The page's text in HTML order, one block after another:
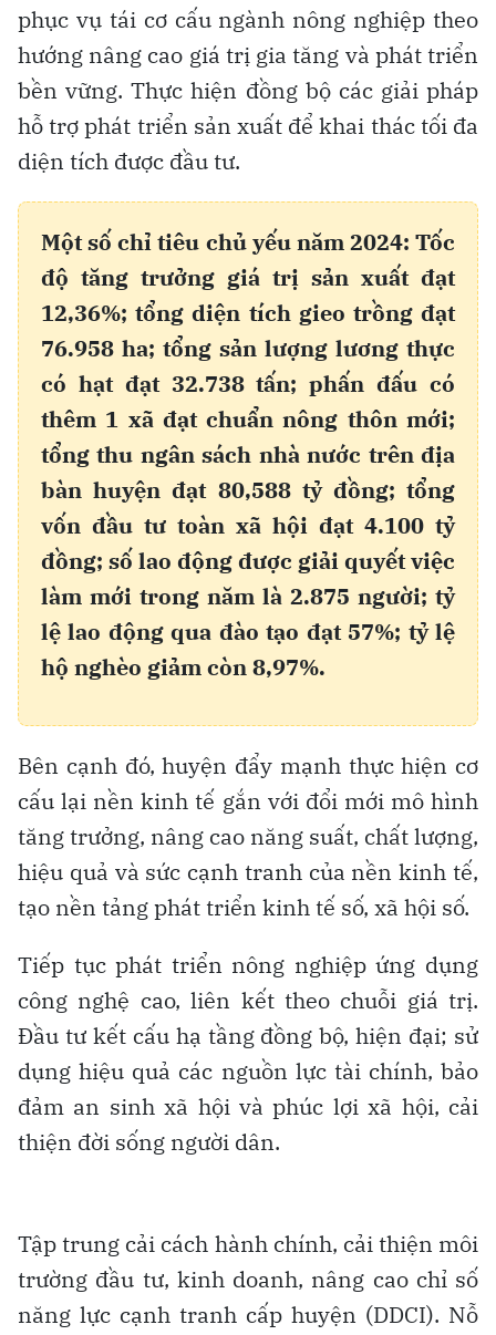
phục vụ tái cơ cấu ngành nông nghiệp theo
hướng nâng cao giá trị gia tăng và phát triển
bền vững. Thực hiện đồng bộ các giải pháp
hỗ trợ phát triển sản xuất để khai thác tối đa
diện tích được đầu tư.
Một số chỉ tiêu chủ yếu năm 2024: Tốc
độ tăng trưởng giá trị sản xuất đạt
12,36%; tổng diện tích gieo trồng đạt
76.958 ha; tổng sản lượng lương thực
có hạt đạt 32.738 tấn; phấn đấu có
thêm 1 xã đạt chuẩn nông thôn mới;
tổng thu ngân sách nhà nước trên địa
bàn huyện đạt 80,588 tỷ đồng; tổng
vốn đầu tư toàn xã hội đạt 4.100 tỷ
đồng; số lao động được giải quyết việc
làm mới trong năm là 2.875 người; tỷ
lệ lao động qua đào tạo đạt 57%; tỷ lệ
hộ nghèo giảm còn 8,97%.
Bên cạnh đó, huyện đẩy mạnh thực hiện cơ
cấu lại nền kinh tế gắn với đổi mới mô hình
tăng trưởng, nâng cao năng suất, chất lượng,
hiệu quả và sức cạnh tranh của nền kinh tế,
tạo nền tảng phát triển kinh tế số, xã hội số.
Tiếp tục phát triển nông nghiệp ứng dụng
công nghệ cao, liên kết theo chuỗi giá trị.
Đầu tư kết cấu hạ tầng đồng bộ, hiện đại; sử
dụng hiệu quả các nguồn lực tài chính, bảo
đảm an sinh xã hội và phúc lợi xã hội, cải
thiện đời sống người dân.
Tập trung cải cách hành chính, cải thiện môi
trường đầu tư, kinh doanh, nâng cao chỉ số
năng lực cạnh tranh cấp huyện (DDCI). Nỗ